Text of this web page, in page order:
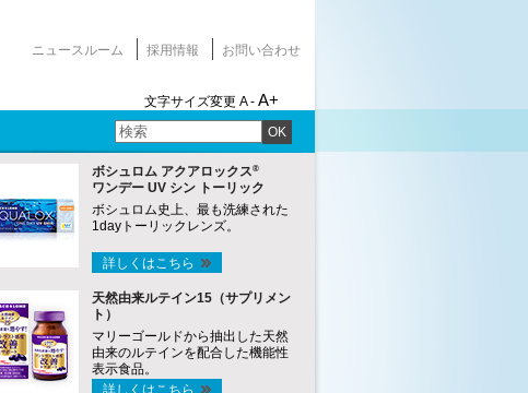
ニュースルーム 採用情報 お問い合わせ
文字サイズ変更 A - A+
OK
ボシュロム アクアロックス®
ワンデー UV シン トーリック
ボシュロム史上、最も洗練された
1dayトーリックレンズ。
詳しくはこちら
天然由来ルテイン15（サプリメン
ト）
マリーゴールドから抽出した天然
由来のルテインを配合した機能性
表示食品。
詳しくはこちら